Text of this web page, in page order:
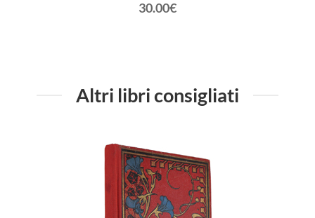
30.00€
Altri libri consigliati